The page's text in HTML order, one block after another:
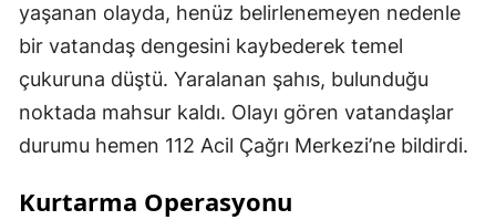
yaşanan olayda, henüz belirlenemeyen nedenle
bir vatandaş dengesini kaybederek temel
çukuruna düştü. Yaralanan şahıs, bulunduğu
noktada mahsur kaldı. Olayı gören vatandaşlar
durumu hemen 112 Acil Çağrı Merkezi’ne bildirdi.
Kurtarma Operasyonu